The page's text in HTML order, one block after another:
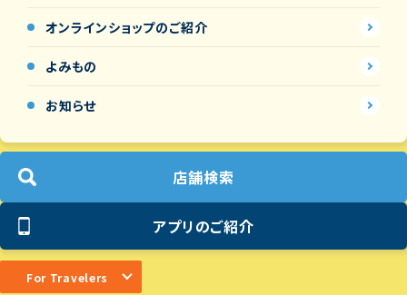
オンラインショップのご紹介
よみもの
お知らせ
店舗検索
アプリのご紹介
For Travelers